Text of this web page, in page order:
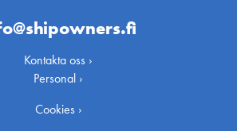
Kontakta oss ›
Personal ›
Cookies ›